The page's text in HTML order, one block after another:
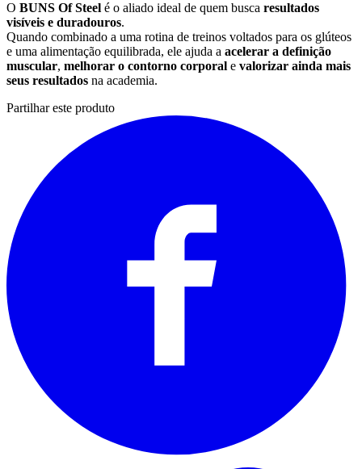
O BUNS Of Steel é o aliado ideal de quem busca resultados
visíveis e duradouros.
Quando combinado a uma rotina de treinos voltados para os glúteos
e uma alimentação equilibrada, ele ajuda a acelerar a definição
muscular, melhorar o contorno corporal e valorizar ainda mais
seus resultados na academia.
Partilhar este produto